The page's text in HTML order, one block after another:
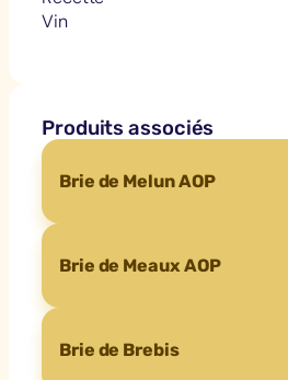
Vin
Produits associés
Brie de Melun AOP
Brie de Meaux AOP
Brie de Brebis